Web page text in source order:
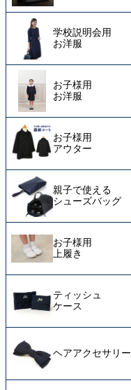
学校説明会用
お洋服
お子様用
お洋服
お子様用
アウター
親子で使える
シューズバッグ
お子様用
上履き
ティッシュ
ケース
ヘアアクセサリー